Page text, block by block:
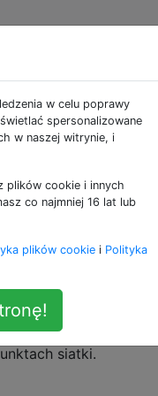
pięć różnej wielkości
celem jest
oczywiście
w samolocie.
który jest
z elementów
siatki.
w celu poprawy
spersonalizowane
w naszej witrynie, i
plików cookie i innych
co najmniej 16 lat lub
plików cookie i Polityka